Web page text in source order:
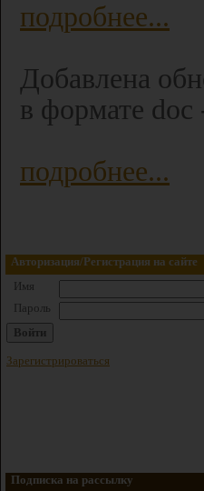
подробнее...
Добавлена
в формате doc
подробнее...
Авторизация/Регистрация на сайте
Имя
Пароль
Зарегистрироваться
Подписка на рассылку